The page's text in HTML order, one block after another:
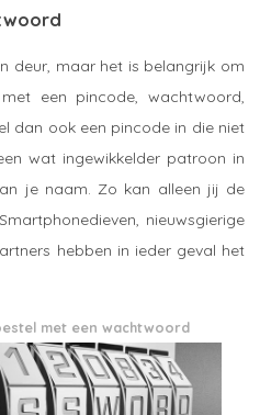
deur, maar het is belangrijk om
een pincode, wachtwoord,
dan ook een pincode in die niet
wat ingewikkelder patroon in
je naam. Zo kan alleen jij de
nieuwsgierige
hebben in ieder geval het
met een wachtwoord